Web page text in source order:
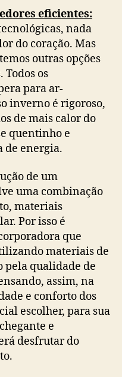
eficientes:
nada
do coração. Mas
outras opções
os
para ar-
inverno é rigoroso,
de mais calor do
quentinho e
de energia.
de um
uma combinação
materiais
Por isso é
que
materiais de
qualidade de
assim, na
e conforto dos
escolher, para sua
e
desfrutar do